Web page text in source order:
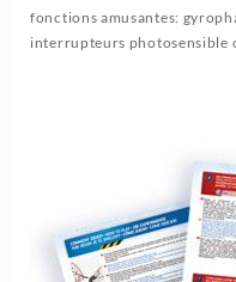
fonctions amusantes:
interrupteurs photosensible